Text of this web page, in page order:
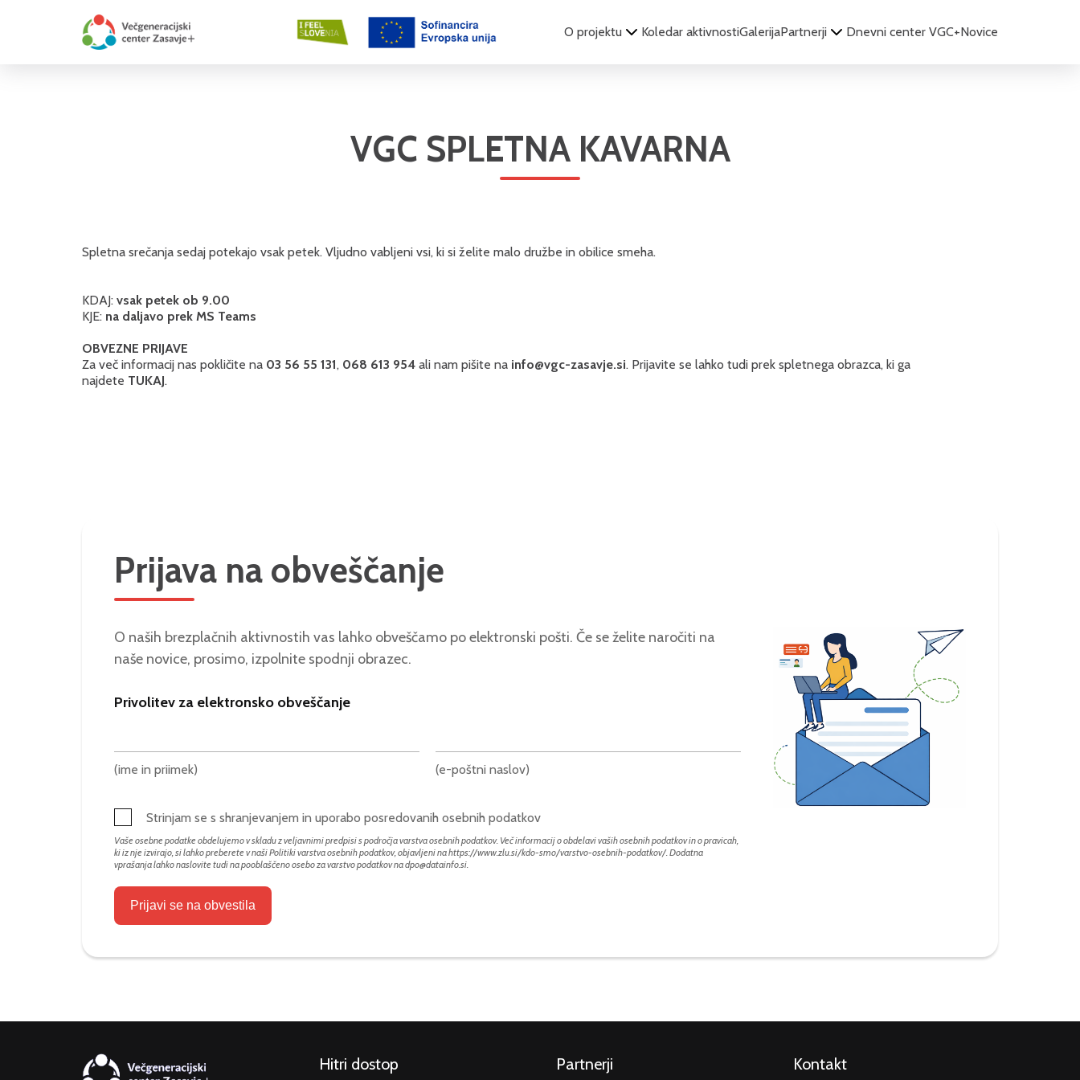
O projektu Koledar aktivnostiGalerijaPartnerji Dnevni center VGC+Novice
VGC SPLETNA KAVARNA
Spletna srečanja sedaj potekajo vsak petek. Vljudno vabljeni vsi, ki si želite malo družbe in obilice smeha.
KDAJ: vsak petek ob 9.00
KJE: na daljavo prek MS Teams
OBVEZNE PRIJAVE
Za več informacij nas pokličite na 03 56 55 131, 068 613 954 ali nam pišite na info@vgc-zasavje.si. Prijavite se lahko tudi prek spletnega obrazca, ki ga
najdete TUKAJ.
Prijava na obveščanje
O naših brezplačnih aktivnostih vas lahko obveščamo po elektronski pošti. Če se želite naročiti na
naše novice, prosimo, izpolnite spodnji obrazec.
Privolitev za elektronsko obveščanje
(ime in priimek) (e-poštni naslov)
Strinjam se s shranjevanjem in uporabo posredovanih osebnih podatkov
Vaše osebne podatke obdelujemo v skladu z veljavnimi predpisi s področja varstva osebnih podatkov. Več informacij o obdelavi vaših osebnih podatkov in o pravicah,
ki iz nje izvirajo, si lahko preberete v naši Politiki varstva osebnih podatkov, objavljeni nahttps://www.zlu.si/kdo-smo/varstvo-osebnih-podatkov/. Dodatna
vprašanja lahko naslovite tudi na pooblaščeno osebo za varstvo podatkov nadpo@datainfo.si.
Prijavi se na obvestila
Hitri dostop Partnerji Kontakt